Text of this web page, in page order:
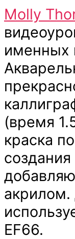
Molly
именных
(время
краска
акрилом.
EF66.